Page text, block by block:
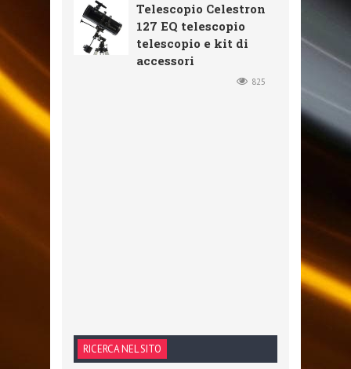
Telescopio Celestron
127 EQ telescopio
telescopio e kit di
accessori
825
RICERCA NEL SITO